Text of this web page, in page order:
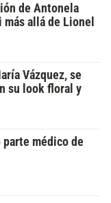
de Antonela
allá de Lionel
Vázquez, se
su look floral y
médico de